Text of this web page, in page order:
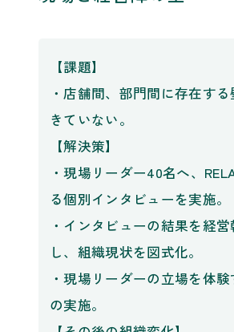
【課題】
・店舗間、部門間に存在す
きていない。
【解決策】
・現場リーダー40名へ、
る個別インタビューを実施。
・インタビューの結果を経
し、組織現状を図式化。
・現場リーダーの立場を体
の実施。